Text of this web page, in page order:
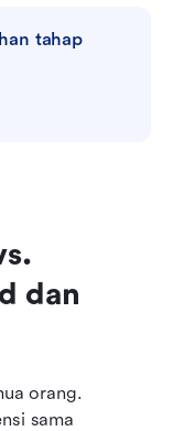
tahap
dan
orang.
sama